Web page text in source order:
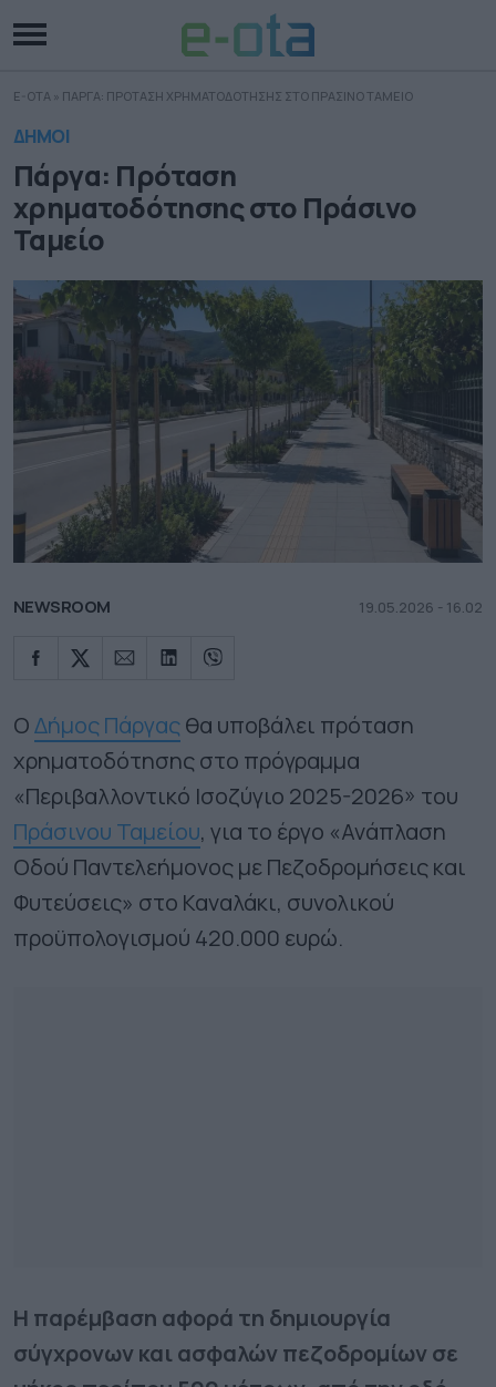
E-OTA » ΠΑΡΓΑ: ΠΡΟΤΑΣΗ ΧΡΗΜΑΤΟΔΟΤΗΣΗΣ ΣΤΟ ΠΡΑΣΙΝΟ ΤΑΜΕΙΟ
ΔΗΜΟΙ
Πάργα: Πρόταση
χρηματοδότησης στο Πράσινο
Ταμείο
NEWSROOM 19.05.2026 - 16.02
OΔήμος Πάργαςθα υποβάλει πρόταση
χρηματοδότησης στο πρόγραμμα
«Περιβαλλοντικό Ισοζύγιο 2025-2026» του
Πράσινου Ταμείου, για το έργο «Ανάπλαση
Οδού Παντελεήμονος με Πεζοδρομήσεις και
Φυτεύσεις» στο Καναλάκι, συνολικού
προϋπολογισμού 420.000 ευρώ.
Η παρέμβαση αφορά τη δημιουργία
σύγχρονων και ασφαλών πεζοδρομίων σε